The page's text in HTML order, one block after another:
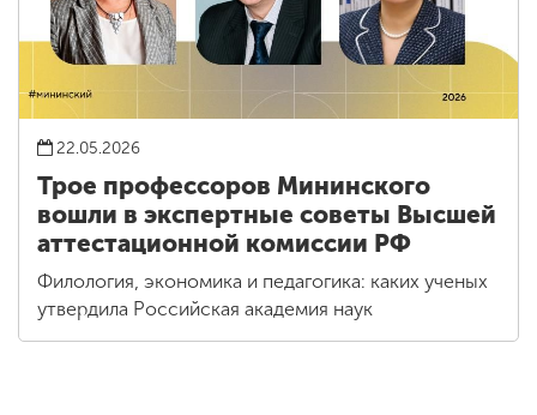
22.05.2026
Трое профессоров Мининского
вошли в экспертные советы Высшей
аттестационной комиссии РФ
Филология, экономика и педагогика: каких ученых
утвердила Российская академия наук